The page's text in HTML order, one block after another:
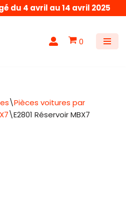
du 4 avril au 14 avril 2025
0
\Pièces voitures par
\E2801 Réservoir MBX7